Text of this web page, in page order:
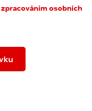
zpracováním osobních